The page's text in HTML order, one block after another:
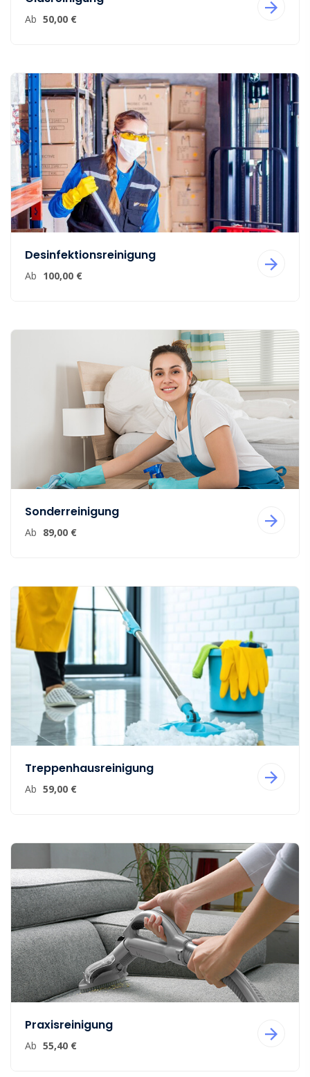
Ab 50,00 €
Desinfektionsreinigung
Ab 100,00 €
Sonderreinigung
Ab 89,00 €
Treppenhausreinigung
Ab 59,00 €
Praxisreinigung
Ab 55,40 €